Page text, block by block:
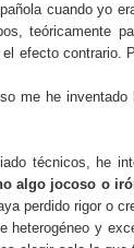
cuando yo
teóricamente
efecto contrario.
me he
técnicos, he
algo jocoso o
perdido rigor o
heterogéneo y